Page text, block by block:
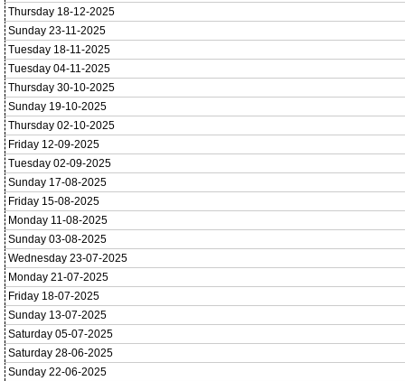
Thursday 18-12-2025
Sunday 23-11-2025
Tuesday 18-11-2025
Tuesday 04-11-2025
Thursday 30-10-2025
Sunday 19-10-2025
Thursday 02-10-2025
Friday 12-09-2025
Tuesday 02-09-2025
Sunday 17-08-2025
Friday 15-08-2025
Monday 11-08-2025
Sunday 03-08-2025
Wednesday 23-07-2025
Monday 21-07-2025
Friday 18-07-2025
Sunday 13-07-2025
Saturday 05-07-2025
Saturday 28-06-2025
Sunday 22-06-2025